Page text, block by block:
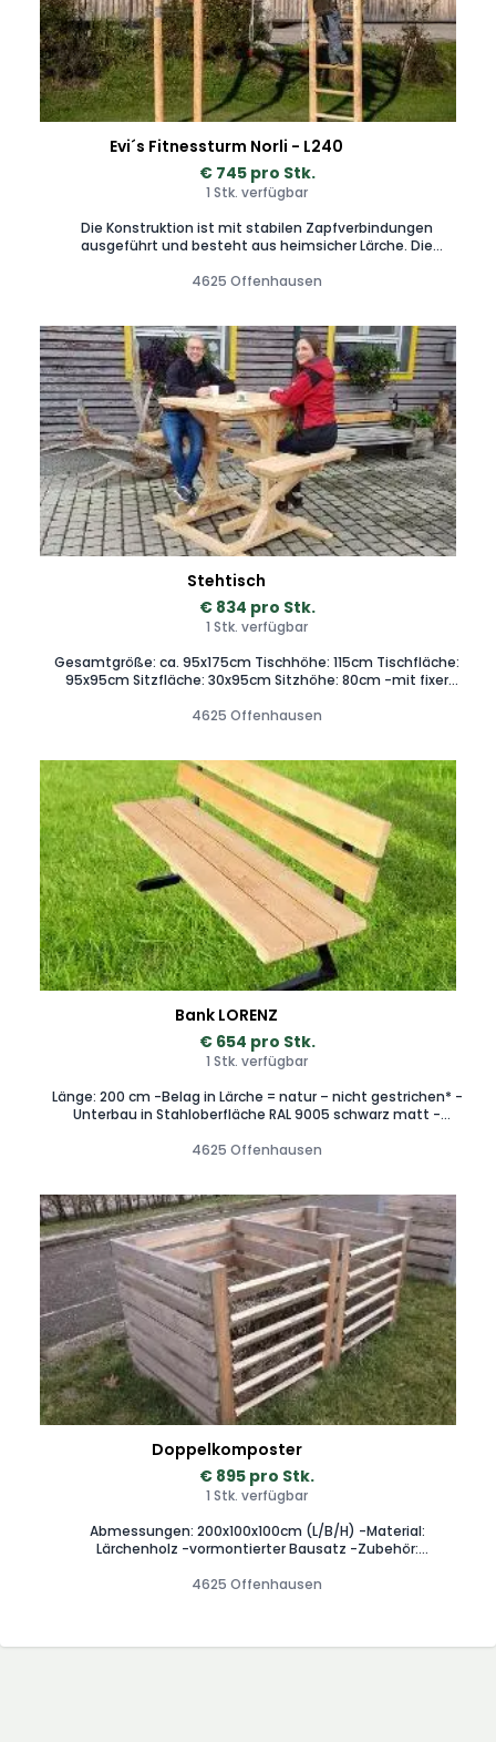
Evi´s Fitnessturm Norli - L240
€ 745 pro Stk.
1 Stk. verfügbar
Die Konstruktion ist mit stabilen Zapfverbindungen
ausgeführt und besteht aus heimsicher Lärche. Die
können Sie alle wichtigen Übungen durch einfachen
4625 Offenhausen
Stehtisch
€ 834 pro Stk.
1 Stk. verfügbar
Gesamtgröße: ca. 95x175cm Tischhöhe: 115cm Tischfläche:
95x95cm Sitzfläche: 30x95cm Sitzhöhe: 80cm -mit fixer
natur. -Bietet 4 fixe Sitzplätze -inkl. Fußraster
4625 Offenhausen
Bank LORENZ
€ 654 pro Stk.
1 Stk. verfügbar
Länge: 200 cm -Belag in Lärche = natur – nicht gestrichen* -
Unterbau in Stahloberfläche RAL 9005 schwarz matt -
4625 Offenhausen
Doppelkomposter
€ 895 pro Stk.
1 Stk. verfügbar
Abmessungen: 200x100x100cm (L/B/H) -Material:
Lärchenholz -vormontierter Bausatz -Zubehör:
möglich
4625 Offenhausen